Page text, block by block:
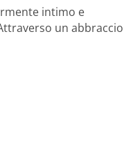
intimo e
un abbraccio